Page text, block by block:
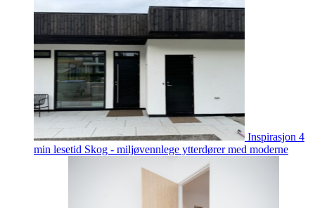
Inspirasjon 4
min lesetid Skog - miljøvennlege ytterdører med moderne